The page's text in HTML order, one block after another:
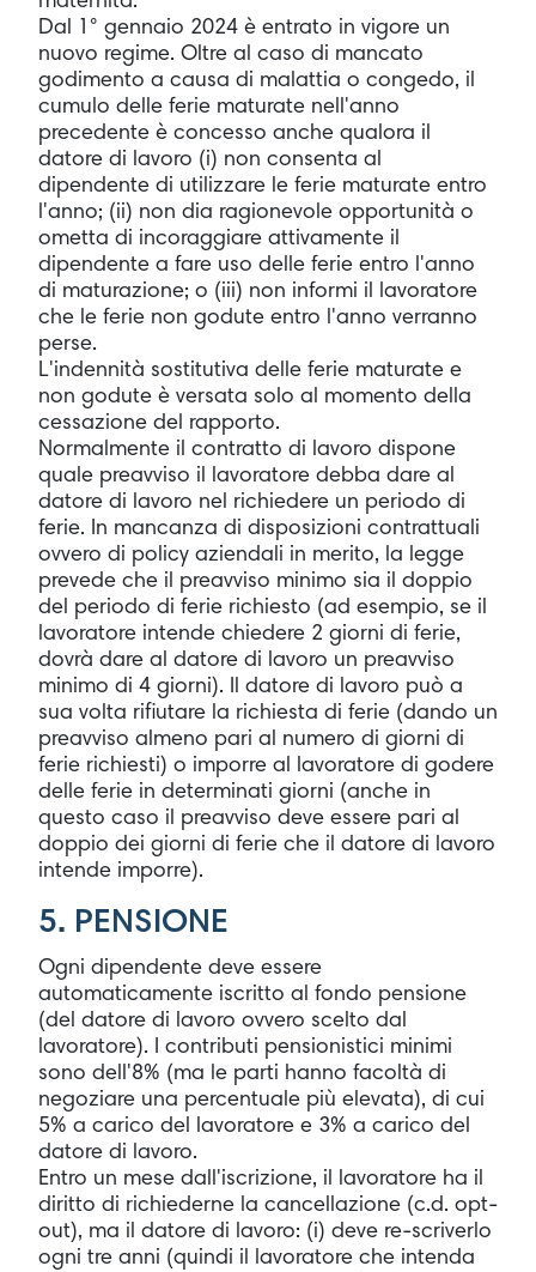
Dal 1° gennaio 2024 è entrato in vigore un
nuovo regime. Oltre al caso di mancato
godimento a causa di malattia o congedo, il
cumulo delle ferie maturate nell'anno
precedente è concesso anche qualora il
datore di lavoro (i) non consenta al
dipendente di utilizzare le ferie maturate entro
l'anno; (ii) non dia ragionevole opportunità o
ometta di incoraggiare attivamente il
dipendente a fare uso delle ferie entro l'anno
di maturazione; o (iii) non informi il lavoratore
che le ferie non godute entro l'anno verranno
perse.
L'indennità sostitutiva delle ferie maturate e
non godute è versata solo al momento della
cessazione del rapporto.
Normalmente il contratto di lavoro dispone
quale preavviso il lavoratore debba dare al
datore di lavoro nel richiedere un periodo di
ferie. In mancanza di disposizioni contrattuali
ovvero di policy aziendali in merito, la legge
prevede che il preavviso minimo sia il doppio
del periodo di ferie richiesto (ad esempio, se il
lavoratore intende chiedere 2 giorni di ferie,
dovrà dare al datore di lavoro un preavviso
minimo di 4 giorni). Il datore di lavoro può a
sua volta rifiutare la richiesta di ferie (dando un
preavviso almeno pari al numero di giorni di
ferie richiesti) o imporre al lavoratore di godere
delle ferie in determinati giorni (anche in
questo caso il preavviso deve essere pari al
doppio dei giorni di ferie che il datore di lavoro
intende imporre).
5. PENSIONE
Ogni dipendente deve essere
automaticamente iscritto al fondo pensione
(del datore di lavoro ovvero scelto dal
lavoratore). I contributi pensionistici minimi
sono dell'8% (ma le parti hanno facoltà di
negoziare una percentuale più elevata), di cui
5% a carico del lavoratore e 3% a carico del
datore di lavoro.
Entro un mese dall'iscrizione, il lavoratore ha il
diritto di richiederne la cancellazione (c.d. opt-
out), ma il datore di lavoro: (i) deve re-scriverlo
ogni tre anni (quindi il lavoratore che intenda